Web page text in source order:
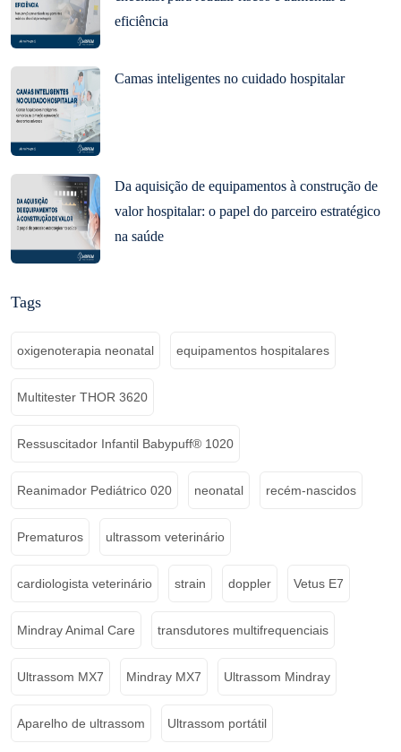
eficiência
Camas inteligentes no cuidado hospitalar
Da aquisição de equipamentos à construção de
valor hospitalar: o papel do parceiro estratégico
na saúde
Tags
oxigenoterapia neonatal equipamentos hospitalares
Multitester THOR 3620
Ressuscitador Infantil Babypuff® 1020
Reanimador Pediátrico 020 neonatal recém-nascidos
Prematuros ultrassom veterinário
cardiologista veterinário strain doppler Vetus E7
Mindray Animal Care transdutores multifrequenciais
Ultrassom MX7 Mindray MX7 Ultrassom Mindray
Aparelho de ultrassom Ultrassom portátil